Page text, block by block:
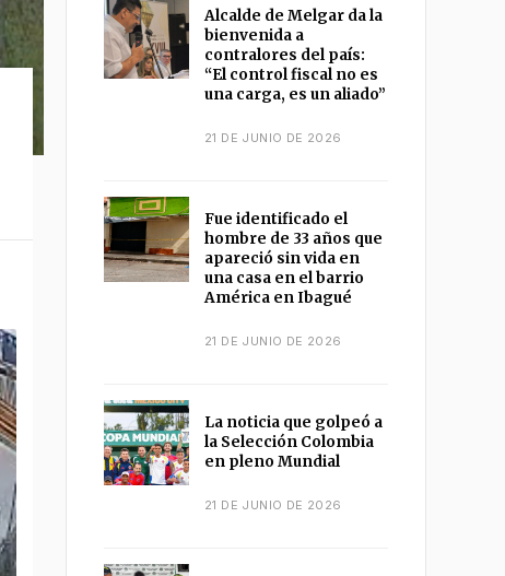
Alcalde de Melgar da la
bienvenida a
contralores del país:
“El control fiscal no es
una carga, es un aliado”
21 DE JUNIO DE 2026
Fue identificado el
hombre de 33 años que
apareció sin vida en
una casa en el barrio
América en Ibagué
21 DE JUNIO DE 2026
La noticia que golpeó a
la Selección Colombia
en pleno Mundial
21 DE JUNIO DE 2026